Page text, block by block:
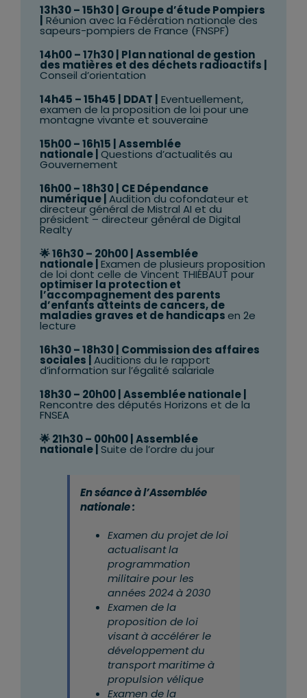
13h30 – 15h30 | Groupe d’étude Pompiers
Réunion avec la Fédération nationale des
sapeurs-pompiers de France (FNSPF)
14h00 – 17h30 | Plan national de gestion
des matières et des déchets radioactifs |
Conseil d’orientation
14h45 – 15h45 | DDAT |
Eventuellement,
examen de la proposition de loi pour une
montagne vivante et souveraine
15h00 – 16h15 | Assemblée
nationale Questions d’actualités au
Gouvernement
16h00 – 18h30 | CE Dépendance
numérique Audition du cofondateur et
directeur général de Mistral AI et du
président – directeur général de Digital
Realty
🌟 16h30 – 20h00 | Assemblée
nationale Examen de plusieurs proposition
de loi dont celle de Vincent THIÉBAUT pour
optimiser la protection et
l’accompagnement des parents
d’enfants atteints de cancers, de
maladies graves et de handicapsen 2e
lecture
16h30 – 18h30 | Commission des affaires
sociales Auditions du le rapport
d’information sur l’égalité salariale
18h30 – 20h00 | Assemblée nationale
Rencontre des députés Horizons et de la
FNSEA
🌟 21h30 – 00h00 | Assemblée
nationale Suite de l’ordre du jour
En séance à l’Assemblée
nationale :
Examen du projet de loi
actualisant la
programmation
militaire pour les
années 2024 à 2030
Examen de la
proposition de loi
visant à accélérer le
développement du
transport maritime à
propulsion vélique
Examen de la